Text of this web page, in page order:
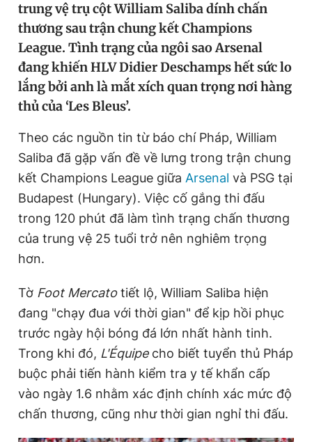
Sản phẩm khác
Tiện ích Bạn cần biết
Thông tin tòa soạn
Đọc Thanh Niên trên điện thoại
0906 645 777 0908 780 404
Đặt báo Quảng cáo RSS Tòa soạn Chính sách bảo
Tổng biên tập: Nguyễn Ngọc Toàn
trung vệ trụ cột William Saliba dính chấn
thương sau trận chung kết Champions
League. Tình trạng của ngôi sao Arsenal
đang khiến HLV Didier Deschamps hết sức lo
lắng bởi anh là mắt xích quan trọng nơi hàng
thủ của ‘Les Bleus’.
Theo các nguồn tin từ báo chí Pháp, William
Saliba đã gặp vấn đề về lưng trong trận chung
kết Champions League giữa Arsenal và PSG tại
Budapest (Hungary). Việc cố gắng thi đấu
trong 120 phút đã làm tình trạng chấn thương
của trung vệ 25 tuổi trở nên nghiêm trọng
hơn.
Tờ Foot Mercatotiết lộ, William Saliba hiện
đang "chạy đua với thời gian" để kịp hồi phục
trước ngày hội bóng đá lớn nhất hành tinh.
Trong khi đó, L'Équipecho biết tuyển thủ Pháp
buộc phải tiến hành kiểm tra y tế khẩn cấp
vào ngày 1.6 nhằm xác định chính xác mức độ
chấn thương, cũng như thời gian nghỉ thi đấu.